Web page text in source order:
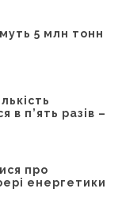
5 млн тонн
в п’ять разів –
про
енергетики